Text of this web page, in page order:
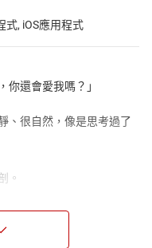
式, iOS應用程式
你還會愛我嗎？」
、很自然，像是思考過了
。
唯一的讓步。」